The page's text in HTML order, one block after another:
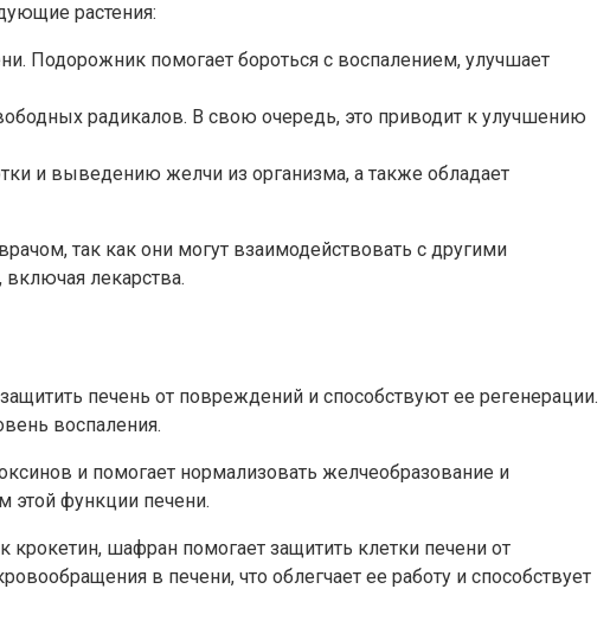
растения:
Подорожник помогает бороться с воспалением, улучшает
радикалов. В свою очередь, это приводит к улучшению
и выведению желчи из организма, а также обладает
так как они могут взаимодействовать с другими
лекарства.
печень от повреждений и способствуют ее регенерации.
воспаления.
и помогает нормализовать желчеобразование и
этой функции печени.
шафран помогает защитить клетки печени от
в печени, что облегчает ее работу и способствует